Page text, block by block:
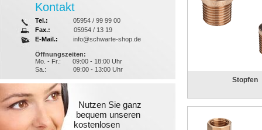
Stopfen
Kontakt
Tel.:
05954 / 99 99 00
Fax.:
05954 / 13 19
E-Mail.:
info@schwarte-shop.de
Öffnungszeiten:
Mo. - Fr.:
09:00 - 18:00 Uhr
Sa.:
09:00 - 13:00 Uhr
Nutzen Sie ganz
bequem unseren
kostenlosen